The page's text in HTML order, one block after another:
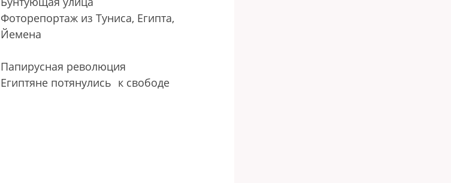
Фоторепортаж из Туниса, Египта,
Йемена
Папирусная революция
Египтяне потянулись к свободе